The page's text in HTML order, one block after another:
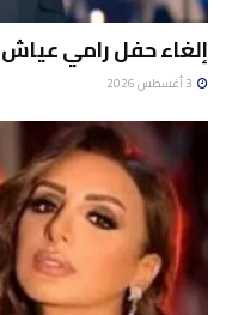
إلغاء حفل رامي